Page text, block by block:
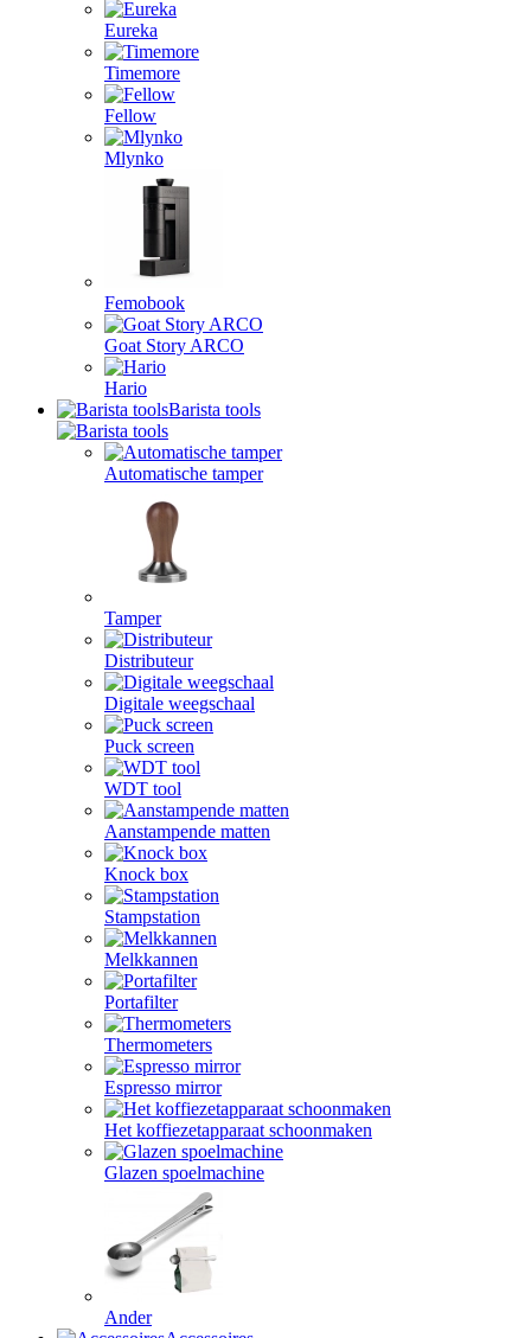
Eureka
Timemore
Fellow
Mlynko
Femobook
Goat Story ARCO
Hario
Barista tools
Automatische tamper
Tamper
Distributeur
Digitale weegschaal
Puck screen
WDT tool
Aanstampende matten
Knock box
Stampstation
Melkkannen
Portafilter
Thermometers
Espresso mirror
Het koffiezetapparaat schoonmaken
Glazen spoelmachine
Ander